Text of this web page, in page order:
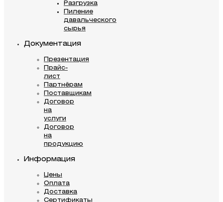
Разгрузка
Пиление
давальческого
сырья
Документация
Презентация
Прайс-
лист
Партнёрам
Поставщикам
Договор
на
услуги
Договор
на
продукцию
Информация
Цены
Оплата
Доставка
Сертификаты